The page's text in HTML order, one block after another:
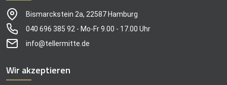
Bismarckstein 2a, 22587 Hamburg
040 696 385 92 - Mo-Fr 9.00 - 17.00 Uhr
info@tellermitte.de
Wir akzeptieren